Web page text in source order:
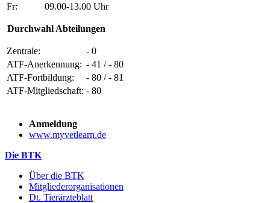
Fr:
09.00-13.00 Uhr
Durchwahl Abteilungen
Zentrale:
- 0
ATF-Anerkennung: - 41 / - 80
ATF-Fortbildung:
- 80 / - 81
ATF-Mitgliedschaft: - 80
Anmeldung
www.myvetlearn.de
Die BTK
Über die BTK
Mitgliederorganisationen
Dt. Tierärzteblatt